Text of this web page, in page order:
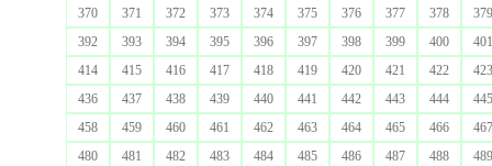
370
371 372 373 374 375 376 377 378
379
392
393 394 395 396 397 398 399 400
401
414
415 416 417 418 419 420 421 422
423
436
437 438 439 440 441 442 443 444
445
458
459 460 461 462 463 464 465 466
467
480
481 482 483 484 485 486 487 488
489